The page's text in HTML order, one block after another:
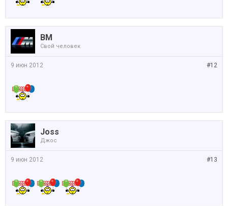
BM
Свой человек
#12
9 июн 2012
Joss
Джос
#13
9 июн 2012